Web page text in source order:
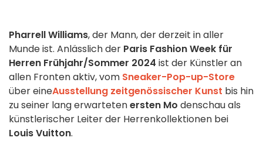
Pharrell Williams, der Mann, der derzeit in aller
Munde ist. Anlässlich der Paris Fashion Week für
Herren Frühjahr/Sommer 2024 ist der Künstler an
allen Fronten aktiv, vom Sneaker-Pop-up-Store
über eineAusstellung zeitgenössischer Kunst bis hin
zu seiner lang erwartetenersten Mo denschau als
künstlerischer Leiter der Herrenkollektionen bei
Louis Vuitton.